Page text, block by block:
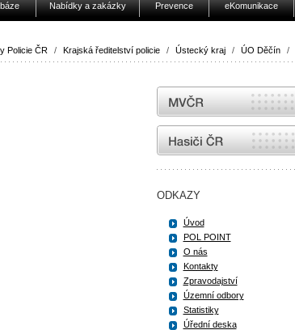
Nabídky a zakázky Prevence eKomunikace
Policie ČR / Krajská ředitelství policie / Ústecký kraj / ÚO Děčín /
MVČR
internetové stránky Hasiči ČR
ODKAZY
Úvod
POL POINT
O nás
Kontakty
Zpravodajství
Územní odbory
Statistiky
Úřední deska